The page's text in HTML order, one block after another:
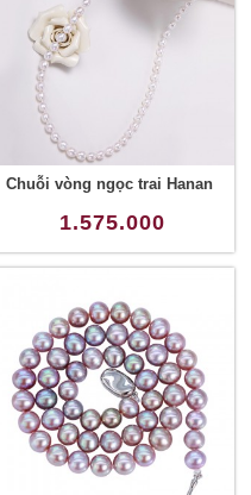
Chuỗi vòng ngọc trai Hanan
1.575.000